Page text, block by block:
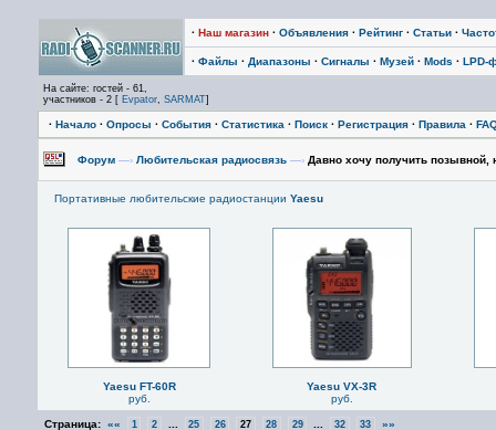
· Наш магазин · Объявления · Рейтинг · Статьи ·
· Файлы · Диапазоны · Сигналы · Музей · Mods · LPD-
На сайте: гостей - 61,
участников - 2 [ Evpator, SARMAT]
· Начало · Опросы · События · Статистика · Поиск · Регистрация · Правила ·
Форум —› Любительская радиосвязь —› Давно хочу получить позывной,
Портативные любительские радиостанции Yaesu
Yaesu FT-60R
руб.
Yaesu VX-3R
руб.
Страница: «« 1 2 25 26 27 28 29 32 33 »»